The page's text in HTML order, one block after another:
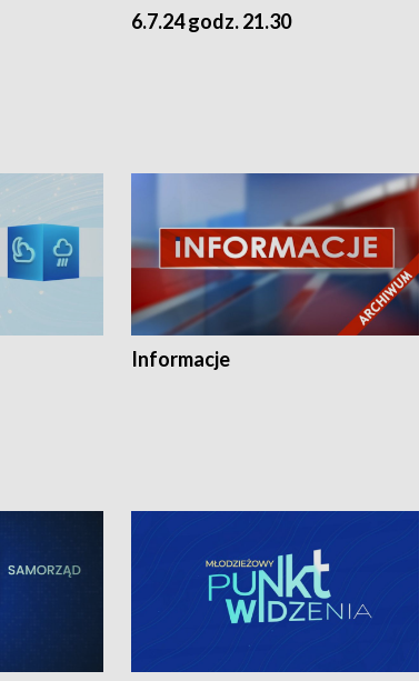
6.7.24 godz. 21.30
Informacje